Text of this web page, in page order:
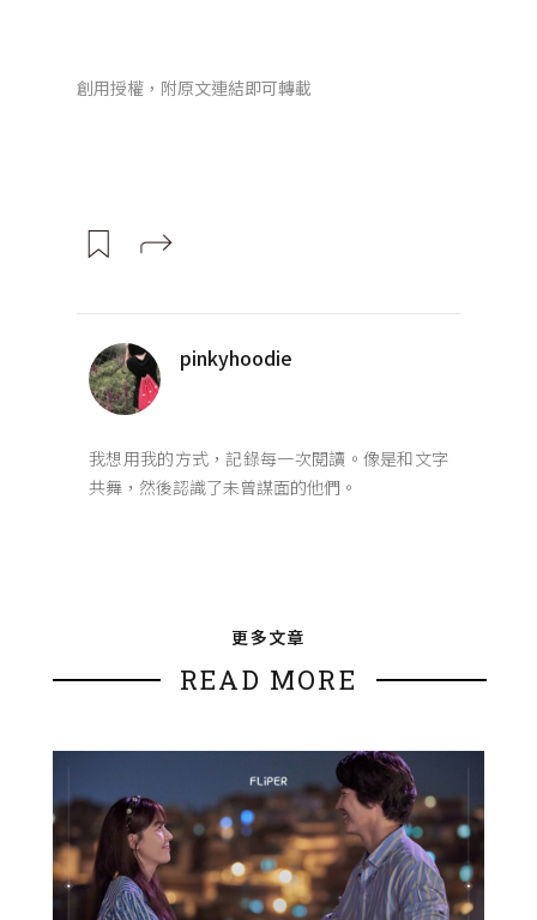
創用授權，附原文連結即可轉載
pinkyhoodie
我想用我的方式，記錄每一次閱讀。像是和文字
共舞，然後認識了未曾謀面的他們。
更多文章
READ MORE